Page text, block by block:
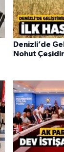
Denizli’de
Nohut